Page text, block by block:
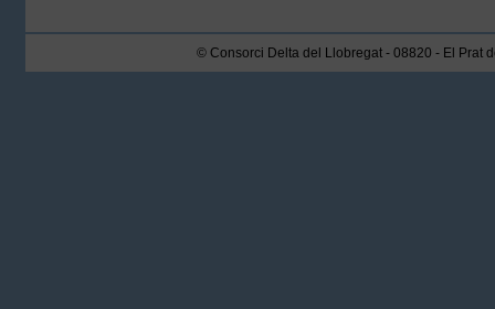
© Consorci Delta del Llobregat - 08820 - El Prat